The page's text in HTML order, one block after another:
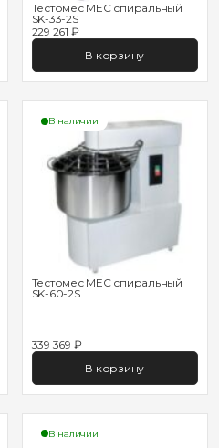
Тестомес MEC спиральный
SK-33-2S
229 261 ₽
В корзину
В наличии
Тестомес MEC спиральный
SK-60-2S
339 369 ₽
В корзину
В наличии